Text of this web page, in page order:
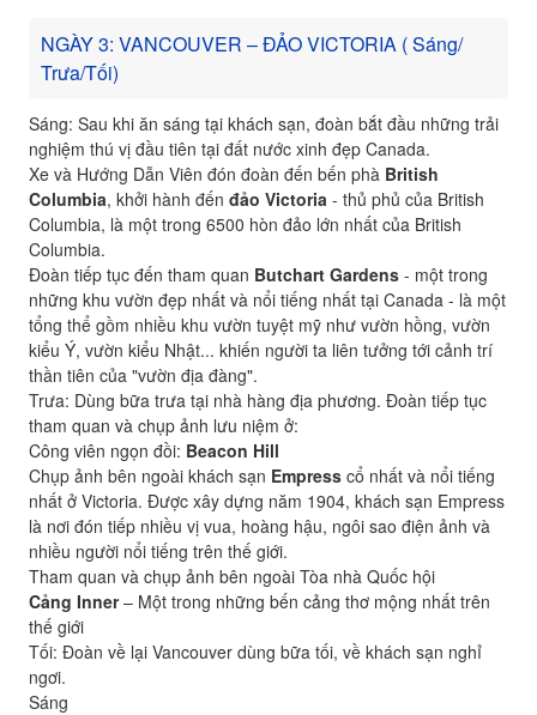
NGÀY 3: VANCOUVER – ĐẢO VICTORIA ( Sáng/
Trưa/Tối)
Sáng: Sau khi ăn sáng tại khách sạn, đoàn bắt đầu những trải
nghiệm thú vị đầu tiên tại đất nước xinh đẹp Canada.
Xe và Hướng Dẫn Viên đón đoàn đến bến phà British
Columbia, khởi hành đến đảo Victoria - thủ phủ của British
Columbia, là một trong 6500 hòn đảo lớn nhất của British
Columbia.
Đoàn tiếp tục đến tham quan Butchart Gardens - một trong
những khu vườn đẹp nhất và nổi tiếng nhất tại Canada - là một
tổng thể gồm nhiều khu vườn tuyệt mỹ như vườn hồng, vườn
kiểu Ý, vườn kiểu Nhật... khiến người ta liên tưởng tới cảnh trí
thần tiên của "vườn địa đàng".
Trưa: Dùng bữa trưa tại nhà hàng địa phương. Đoàn tiếp tục
tham quan và chụp ảnh lưu niệm ở:
Công viên ngọn đồi: Beacon Hill
Chụp ảnh bên ngoài khách sạn Empress cổ nhất và nổi tiếng
nhất ở Victoria. Được xây dựng năm 1904, khách sạn Empress
là nơi đón tiếp nhiều vị vua, hoàng hậu, ngôi sao điện ảnh và
nhiều người nổi tiếng trên thế giới.
Tham quan và chụp ảnh bên ngoài Tòa nhà Quốc hội
Cảng Inner– Một trong những bến cảng thơ mộng nhất trên
thế giới
Tối: Đoàn về lại Vancouver dùng bữa tối, về khách sạn nghỉ
ngơi.
Sáng